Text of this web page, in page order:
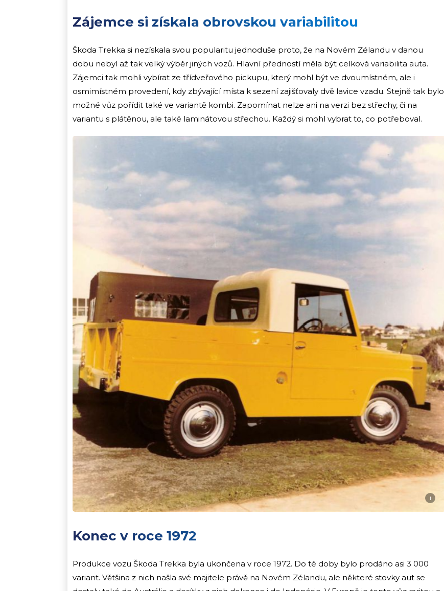
Zájemce si získala obrovskou variabilitou
Škoda Trekka si nezískala svou popularitu jednoduše proto, že na Novém Zélandu v danou
dobu nebyl až tak velký výběr jiných vozů. Hlavní předností měla být celková variabilita auta.
Zájemci tak mohli vybírat ze třídveřového pickupu, který mohl být ve dvoumístném, ale i
osmimístném provedení, kdy zbývající místa k sezení zajišťovaly dvě lavice vzadu. Stejně tak bylo
možné vůz pořídit také ve variantě kombi. Zapomínat nelze ani na verzi bez střechy, či na
variantu s plátěnou, ale také laminátovou střechou. Každý si mohl vybrat to, co potřeboval.
i
Konec v roce 1972
Produkce vozu Škoda Trekka byla ukončena v roce 1972. Do té doby bylo prodáno asi 3 000
variant. Většina z nich našla své majitele právě na Novém Zélandu, ale některé stovky aut se